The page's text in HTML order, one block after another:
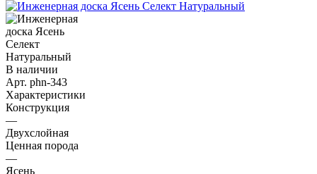
В наличии
Арт. phn-343
Характеристики
Конструкция
—
Двухслойная
Ценная порода
—
Ясень